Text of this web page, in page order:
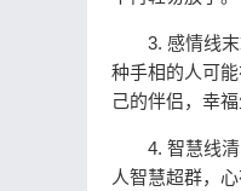
3. 感情线末
种手相的人可
己的伴侣，幸福
4. 智慧线清
人智慧超群，